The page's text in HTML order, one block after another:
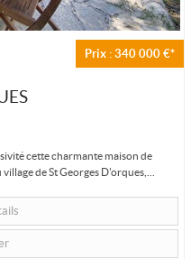
Prix : 340 000 €*
cette charmante maison de
de St Georges D'orques,...